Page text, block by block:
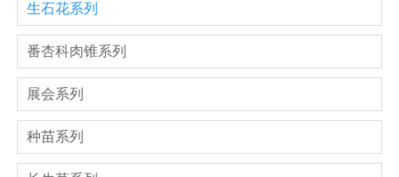
生石花系列
番杏科肉锥系列
展会系列
种苗系列